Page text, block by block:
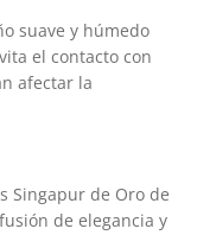
suave y húmedo
el contacto con
afectar la
Singapur de Oro de
de elegancia y